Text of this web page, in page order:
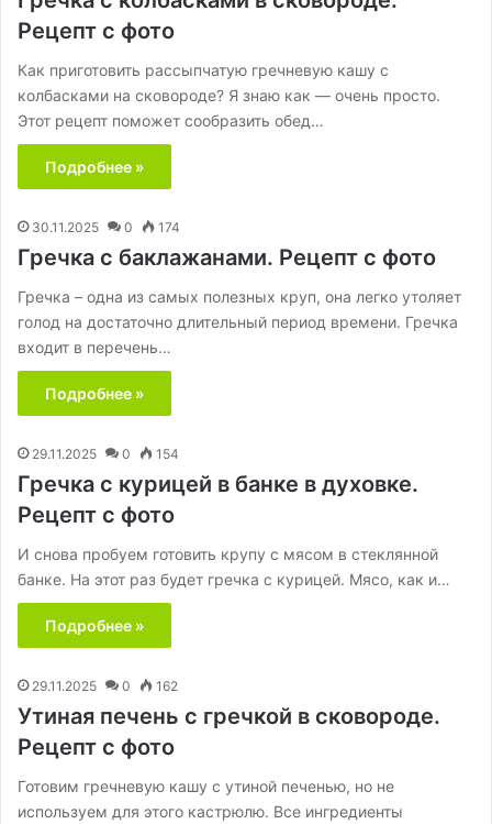
Рецепт с фото
Как приготовить рассыпчатую гречневую кашу с
колбасками на сковороде? Я знаю как — очень просто.
Этот рецепт поможет сообразить обед…
Подробнее »
30.11.2025 0 174
Гречка с баклажанами. Рецепт с фото
Гречка – одна из самых полезных круп, она легко утоляет
голод на достаточно длительный период времени. Гречка
входит в перечень…
Подробнее »
29.11.2025 0 154
Гречка с курицей в банке в духовке.
Рецепт с фото
И снова пробуем готовить крупу с мясом в стеклянной
банке. На этот раз будет гречка с курицей. Мясо, как и…
Подробнее »
29.11.2025 0 162
Утиная печень с гречкой в сковороде.
Рецепт с фото
Готовим гречневую кашу с утиной печенью, но не
используем для этого кастрюлю. Все ингредиенты